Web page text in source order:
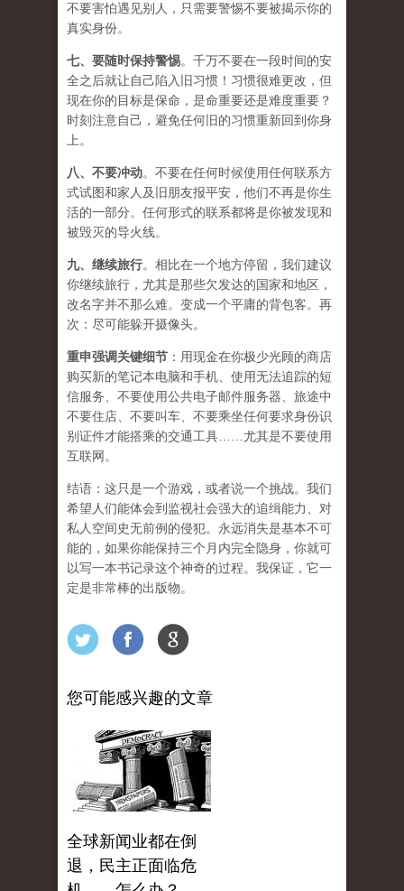
不要害怕遇见别人，只需要警惕不要被揭示你的
真实身份。
七、要随时保持警惕。千万不要在一段时间的安
全之后就让自己陷入旧习惯！习惯很难更改，但
现在你的目标是保命，是命重要还是难度重要？
时刻注意自己，避免任何旧的习惯重新回到你身
上。
八、 不要冲动。不要在任何时候使用任何联系方
式试图和家人及旧朋友报平安，他们不再是你生
活的一部分。任何形式的联系都将是你被发现和
被毁灭的导火线。
九、 继续旅行。相比在一个地方停留，我们建议
你继续旅行，尤其是那些欠发达的国家和地区，
改名字并不那么难。变成一个平庸的背包客。再
次：尽可能躲开摄像头。
重申强调关键细节 ：用现金在你极少光顾的商店
购买新的笔记本电脑和手机、使用无法追踪的短
信服务、不要使用公共电子邮件服务器、旅途中
不要住店、不要叫车、不要乘坐任何要求身份识
别证件才能搭乘的交通工具……尤其是不要使用
互联网。
结语：这只是一个游戏，或者说一个挑战。我们
希望人们能体会到监视社会强大的追缉能力、对
私人空间史无前例的侵犯。永远消失是基本不可
能的，如果你能保持三个月内完全隐身，你就可
以写一本书记录这个神奇的过程。我保证，它一
定是非常棒的出版物。
您可能感兴趣的文章
全球新闻业都在倒
退，民主正面临危